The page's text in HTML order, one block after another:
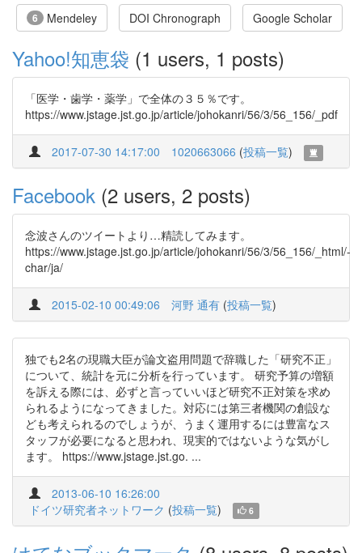
6 Mendeley DOI Chronograph Google Scholar
Yahoo!知恵袋 (1 users, 1 posts)
「医学・歯学・薬学」で全体の３５％です。
https://www.jstage.jst.go.jp/article/johokanri/56/3/56_156/_pdf
2017-07-30 14:17:00 1020663066 (投稿一覧)
Facebook (2 users, 2 posts)
念波さんのツイートより…精読してみます。
https://www.jstage.jst.go.jp/article/johokanri/56/3/56_156/_html/-
char/ja/
2015-02-10 00:49:06 河野 通有 (投稿一覧)
独でも2名の現職大臣が論文盗用問題で辞職した「研究不正」
について、統計を元に分析を行っています。 研究予算の増額
を訴える際には、必ずと言っていいほど研究不正対策を求め
られるようになってきました。対応には第三者機関の創設な
ども考えられるのでしょうが、うまく運用するには豊富なス
タッフが必要になると思われ、現実的ではないような気がし
ます。 https://www.jstage.jst.go. ...
2013-06-10 16:26:00
ドイツ研究者ネットワーク (投稿一覧) 6